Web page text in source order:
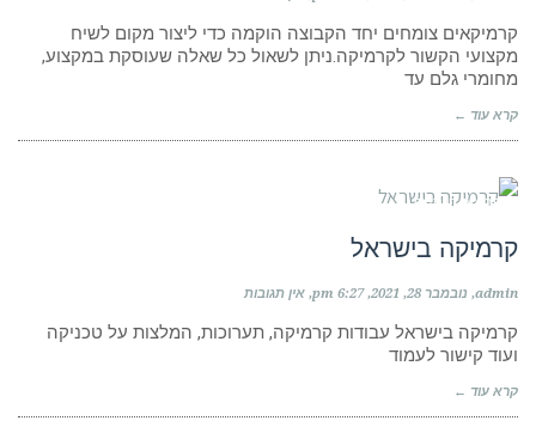
קרמיקאים צומחים יחד הקבוצה הוקמה כדי ליצור מקום לשיח
מקצועי הקשור לקרמיקה.ניתן לשאול כל שאלה שעוסקת במקצוע,
מחומרי גלם עד
קרא עוד ←
קבוצות פייסבוק
קרמיקה בישראל
admin נובמבר 28, 2021 6:27 pm אין תגובות
קרמיקה בישראל עבודות קרמיקה, תערוכות, המלצות על טכניקה
ועוד קישור לעמוד
קרא עוד ←